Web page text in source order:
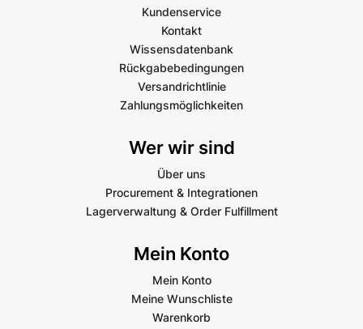
Kundenservice
Kontakt
Wissensdatenbank
Rückgabebedingungen
Versandrichtlinie
Zahlungsmöglichkeiten
Wer wir sind
Über uns
Procurement & Integrationen
Lagerverwaltung & Order Fulfillment
Mein Konto
Mein Konto
Meine Wunschliste
Warenkorb